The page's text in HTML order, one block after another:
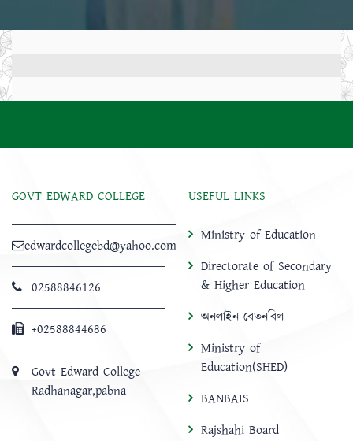
GOVT EDWARD COLLEGE
edwardcollegebd@yahoo.com
02588846126
+02588844686
Govt Edward College
Radhanagar,pabna
USEFUL LINKS
Ministry of Education
Directorate of Secondary
& Higher Education
অনলাইন বেতনবিল
Ministry of
Education(SHED)
BANBAIS
Rajshahi Board